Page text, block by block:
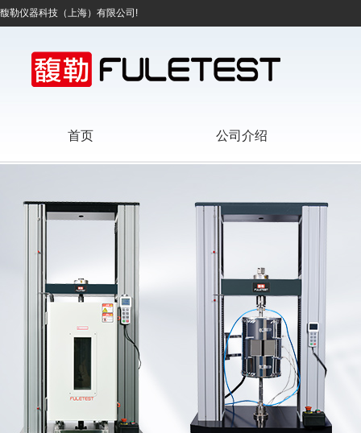
馥勒仪器科技（上海）有限公司!
首页 公司介绍